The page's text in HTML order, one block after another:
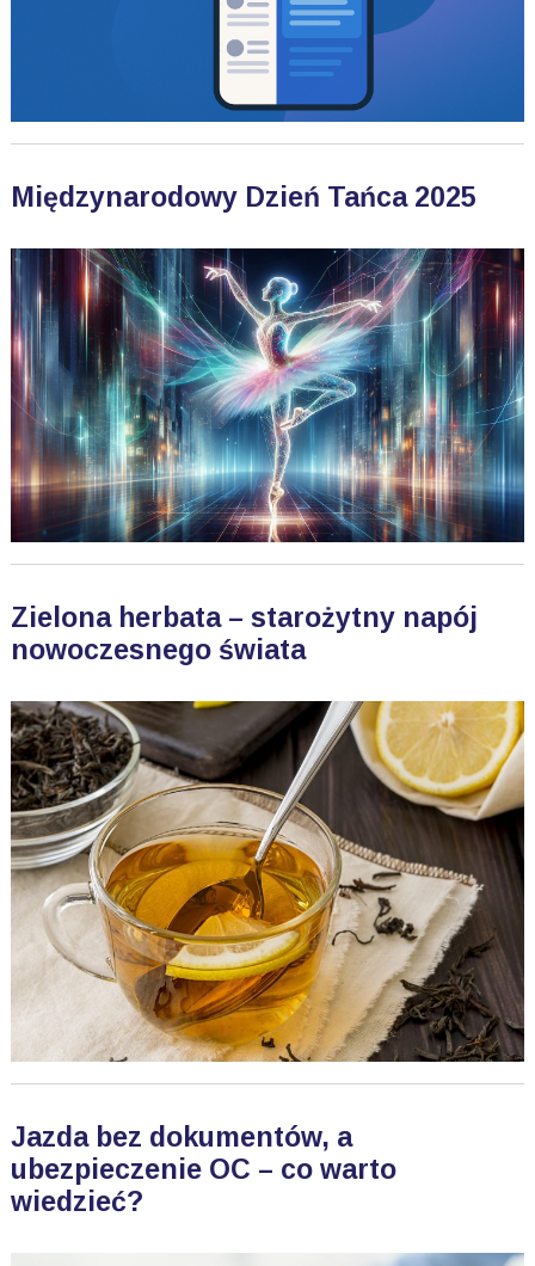
Międzynarodowy Dzień Tańca 2025
Zielona herbata – starożytny napój
nowoczesnego świata
Jazda bez dokumentów, a
ubezpieczenie OC – co warto
wiedzieć?